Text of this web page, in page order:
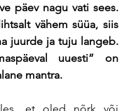
päev nagu vati sees.
vähem süüa, siis
juurde ja tuju langeb.
uuesti” on
mantra.